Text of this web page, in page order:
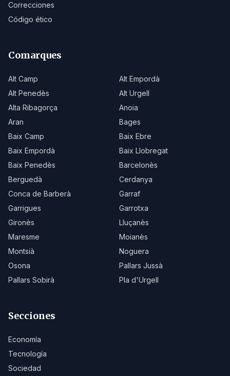
Correcciones
Código ético
Comarques
Alt Camp
Alt Empordà
Alt Penedès
Alt Urgell
Alta Ribagorça
Anoia
Aran
Bages
Baix Camp
Baix Ebre
Baix Empordà
Baix Llobregat
Baix Penedès
Barcelonès
Berguedà
Cerdanya
Conca de Barberà
Garraf
Garrigues
Garrotxa
Gironès
Lluçanès
Maresme
Moianès
Montsià
Noguera
Osona
Pallars Jussà
Pallars Sobirà
Pla d'Urgell
Secciones
Economía
Tecnología
Sociedad